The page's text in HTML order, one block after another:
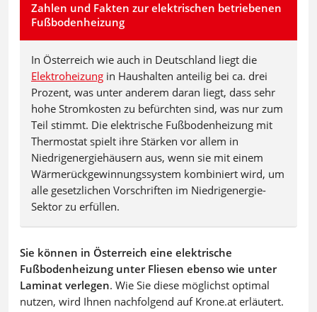
Zahlen und Fakten zur elektrischen betriebenen
Fußbodenheizung
In Österreich wie auch in Deutschland liegt die
Elektroheizung in Haushalten anteilig bei ca. drei
Prozent, was unter anderem daran liegt, dass sehr
hohe Stromkosten zu befürchten sind, was nur zum
Teil stimmt. Die elektrische Fußbodenheizung mit
Thermostat spielt ihre Stärken vor allem in
Niedrigenergiehäusern aus, wenn sie mit einem
Wärmerückgewinnungssystem kombiniert wird, um
alle gesetzlichen Vorschriften im Niedrigenergie-
Sektor zu erfüllen.
Sie können in Österreich eine elektrische
Fußbodenheizung unter Fliesen ebenso wie unter
Laminat verlegen. Wie Sie diese möglichst optimal
nutzen, wird Ihnen nachfolgend auf Krone.at erläutert.